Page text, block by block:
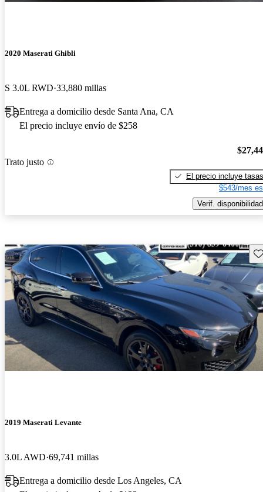
2020 Maserati Ghibli
S 3.0L RWD 33,880 millas
Entrega a domicilio desde Santa Ana, CA
El precio incluye envío de $258
Trato justo
El precio incluye tasas
$543/mes
Verif. disponibilidad
2019 Maserati Levante
3.0L AWD 69,741 millas
Entrega a domicilio desde Los Angeles, CA